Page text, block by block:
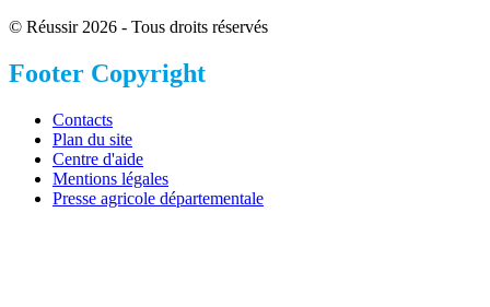
© Réussir 2026 - Tous droits réservés
Footer Copyright
Contacts
Plan du site
Centre d'aide
Mentions légales
Presse agricole départementale